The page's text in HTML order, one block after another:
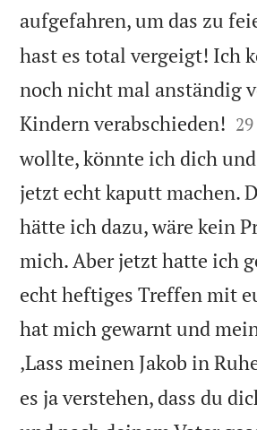
aufgefahren, um das zu
hast es total vergeigt! Ich
noch nicht mal anständig
Kindern verabschieden! 

29
wollte, könnte ich dich
jetzt echt kaputt machen.
hätte ich dazu, wäre kein
mich. Aber jetzt hatte ich
echt heftiges Treffen mit
hat mich gewarnt und
‚Lass meinen Jakob in
es ja verstehen, dass du